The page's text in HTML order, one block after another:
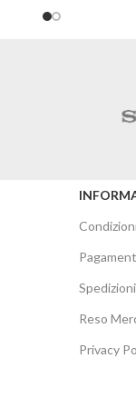
Spedizioni
Reso
Privacy